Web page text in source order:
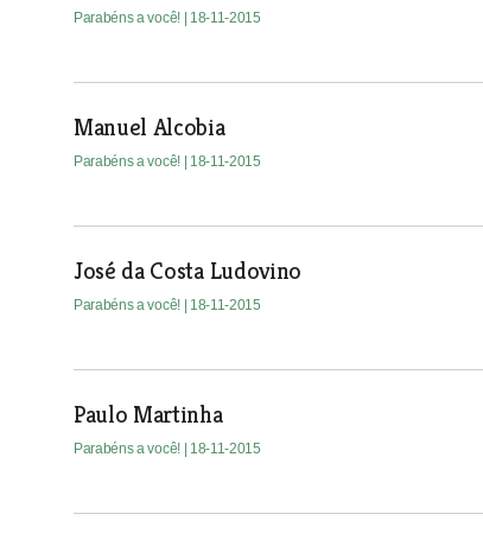
Parabéns a você! | 18-11-2015
Manuel Alcobia
Parabéns a você! | 18-11-2015
José da Costa Ludovino
Parabéns a você! | 18-11-2015
Paulo Martinha
Parabéns a você! | 18-11-2015